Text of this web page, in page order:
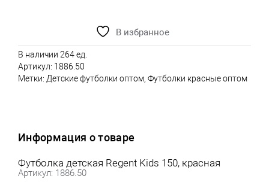
В избранное
В наличии 264 ед.
Артикул: 1886.50
Метки: Детские футболки оптом Футболки красные оптом
Информация о товаре
Футболка детская Regent Kids 150, красная
Артикул: 1886.50